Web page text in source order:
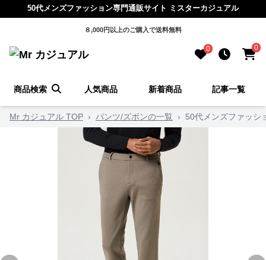
50代メンズファッション専門通販サイト ミスターカジュアル
８,000円以上のご購入で送料無料
0 0
商品検索 人気商品 新着商品 記事一覧
Mr カジュアル TOP › パンツ/ズボンの一覧 › 50代メンズファッ